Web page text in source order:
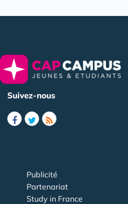
Suivez-nous
Publicité
Partenariat
Study in France